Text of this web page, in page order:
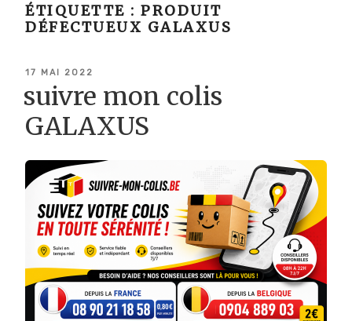
ÉTIQUETTE :PRODUIT
DÉFECTUEUX GALAXUS
PUBLIÉ
17 MAI 2022
suivre mon colis
GALAXUS